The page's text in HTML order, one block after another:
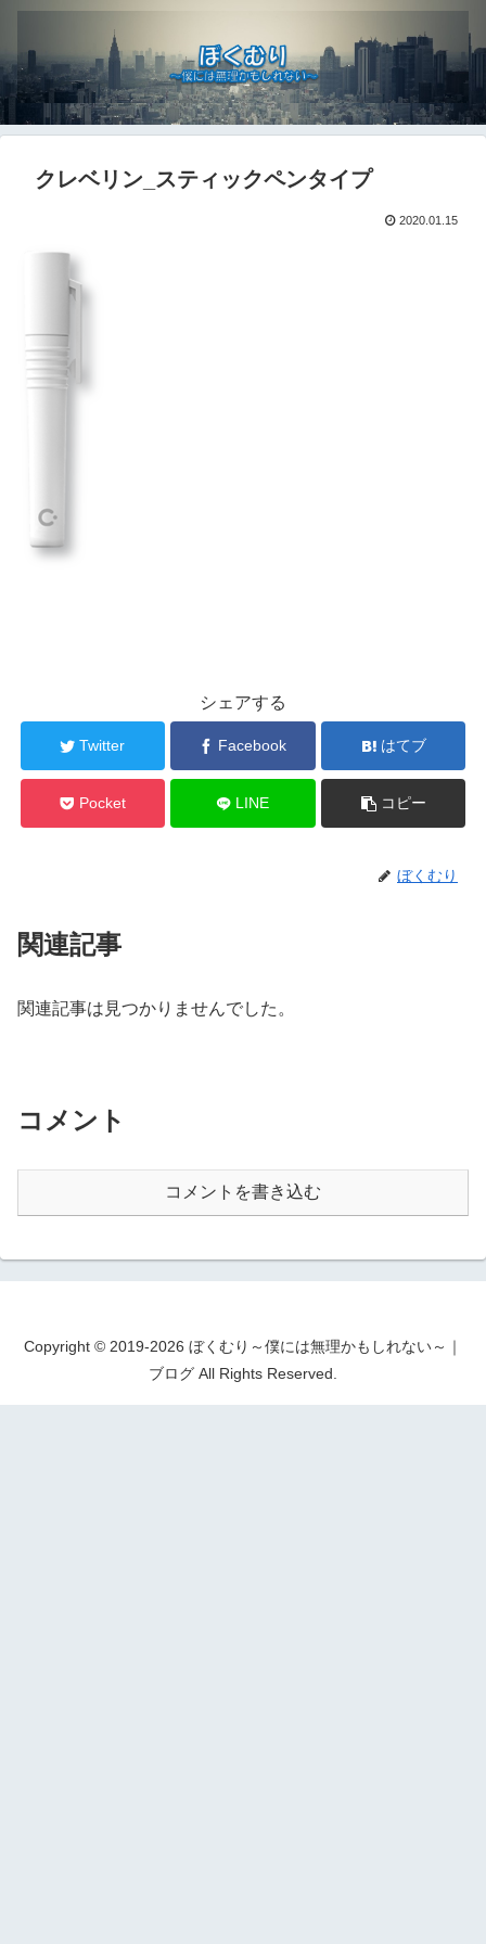
クレベリン_スティックペンタイプ
2020.01.15
シェアする
Twitter Facebook はてブ
Pocket LINE コピー
ぼくむり
関連記事
関連記事は見つかりませんでした。
コメント
コメントを書き込む
Copyright © 2019-2026 ぼくむり～僕には無理かもしれない～｜
ブログ All Rights Reserved.